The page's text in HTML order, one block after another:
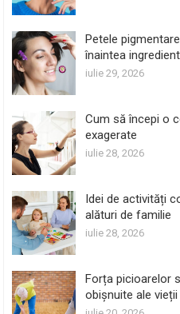
Petele
înaintea
iulie 29, 2026
Cum să începi o
exagerate
iulie 28, 2026
Idei de activități
alături de familie
iulie 28, 2026
Forța picioarelor
obișnuite ale vieții